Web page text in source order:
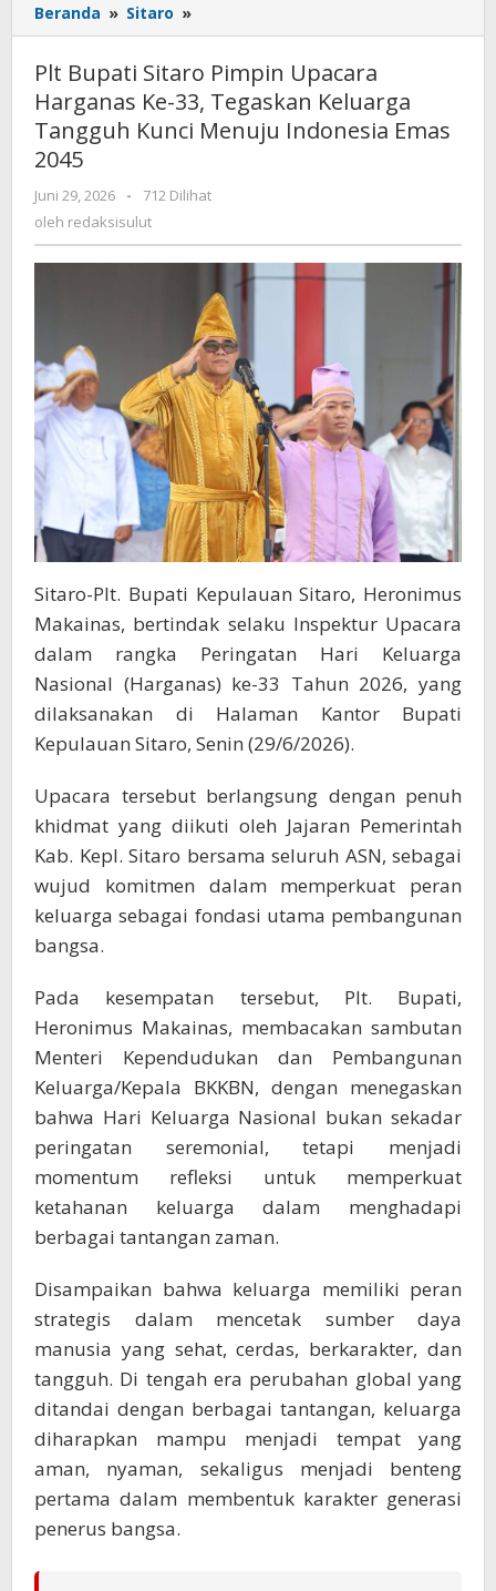
Beranda » Sitaro »
Bupati
Pimpin
Upacara
Harganas
Tegaskan
Tangguh
Kunci
Menuju
Indonesia
Emas
2045
Plt Bupati Sitaro Pimpin Upacara
Harganas Ke-33, Tegaskan Keluarga
Tangguh Kunci Menuju Indonesia Emas
2045
Juni 29, 2026
oleh
redaksisulut
-
712 Dilihat
oleh redaksisulut
Sitaro-Plt. Bupati Kepulauan Sitaro, Heronimus
Makainas, bertindak selaku Inspektur Upacara
dalam rangka Peringatan Hari Keluarga
Nasional (Harganas) ke-33 Tahun 2026, yang
dilaksanakan di Halaman Kantor Bupati
Kepulauan Sitaro, Senin (29/6/2026).
Upacara tersebut berlangsung dengan penuh
khidmat yang diikuti oleh Jajaran Pemerintah
Kab. Kepl. Sitaro bersama seluruh ASN, sebagai
wujud komitmen dalam memperkuat peran
keluarga sebagai fondasi utama pembangunan
bangsa.
Pada kesempatan tersebut, Plt. Bupati,
Heronimus Makainas, membacakan sambutan
Menteri Kependudukan dan Pembangunan
Keluarga/Kepala BKKBN, dengan menegaskan
bahwa Hari Keluarga Nasional bukan sekadar
peringatan seremonial, tetapi menjadi
momentum refleksi untuk memperkuat
ketahanan keluarga dalam menghadapi
berbagai tantangan zaman.
Disampaikan bahwa keluarga memiliki peran
strategis dalam mencetak sumber daya
manusia yang sehat, cerdas, berkarakter, dan
tangguh. Di tengah era perubahan global yang
ditandai dengan berbagai tantangan, keluarga
diharapkan mampu menjadi tempat yang
aman, nyaman, sekaligus menjadi benteng
pertama dalam membentuk karakter generasi
penerus bangsa.